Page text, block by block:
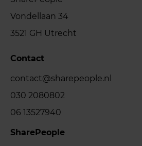
Vondellaan 34
3521 GH Utrecht
Contact
contact@sharepeople.nl
030 2080802
06 13527940
SharePeople